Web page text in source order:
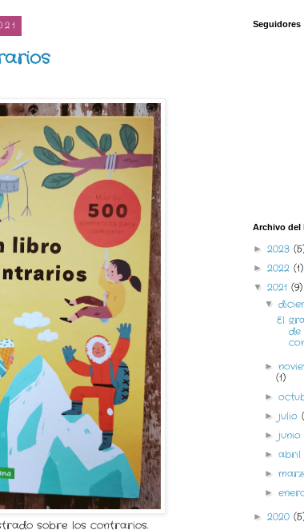
sobre los contrarios.
Seguidores
Archivo del
► 2023
► 2022 (1)
▼ 2021 (9)
▼
El
de
►
(1)
►
►julio
►
►
►
►
► 2020